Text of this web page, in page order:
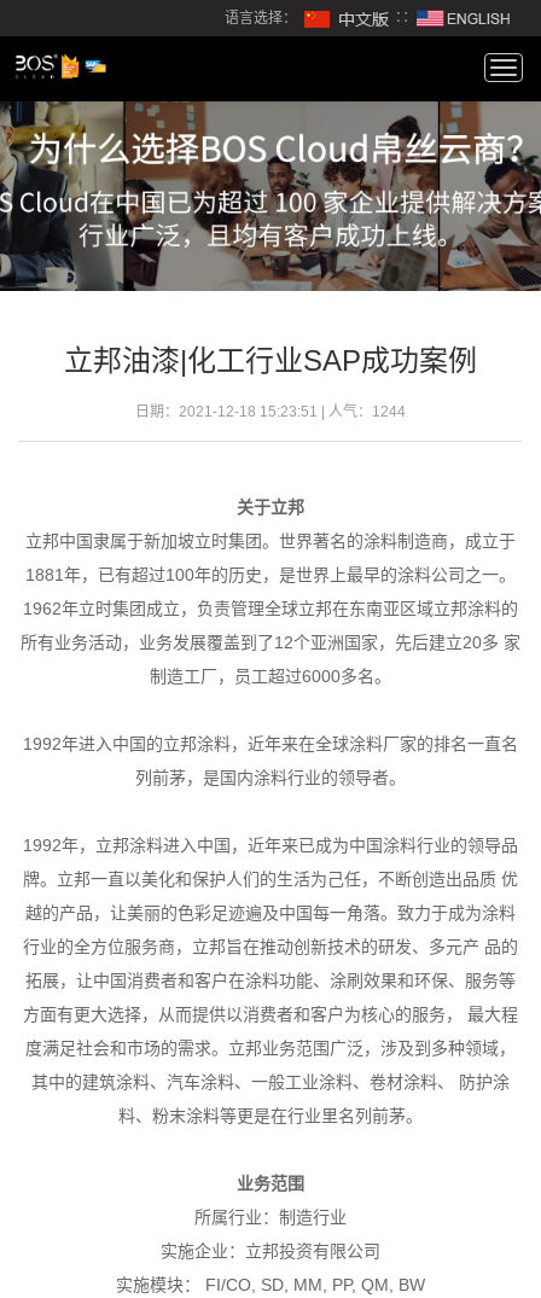
语言选择： ∷
立邦油漆|化工行业SAP成功案例
日期：2021-12-18 15:23:51 | 人气： 1244
关于立邦
立邦中国隶属于新加坡立时集团。世界著名的涂料制造商，成立于
1881年，已有超过100年的历史，是世界上最早的涂料公司之一。
1962年立时集团成立，负责管理全球立邦在东南亚区域立邦涂料的
所有业务活动，业务发展覆盖到了12个亚洲国家，先后建立20多 家
制造工厂，员工超过6000多名。
1992年进入中国的立邦涂料，近年来在全球涂料厂家的排名一直名
列前茅，是国内涂料行业的领导者。
1992年，立邦涂料进入中国，近年来已成为中国涂料行业的领导品
牌。立邦一直以美化和保护人们的生活为己任，不断创造出品质 优
越的产品，让美丽的色彩足迹遍及中国每一角落。致力于成为涂料
行业的全方位服务商，立邦旨在推动创新技术的研发、多元产 品的
拓展，让中国消费者和客户在涂料功能、涂刷效果和环保、服务等
方面有更大选择，从而提供以消费者和客户为核心的服务， 最大程
度满足社会和市场的需求。立邦业务范围广泛，涉及到多种领域，
其中的建筑涂料、汽车涂料、一般工业涂料、卷材涂料、 防护涂
料、粉末涂料等更是在行业里名列前茅。
业务范围
所属行业：制造行业
实施企业：立邦投资有限公司
实施模块： FI/CO, SD, MM, PP, QM, BW